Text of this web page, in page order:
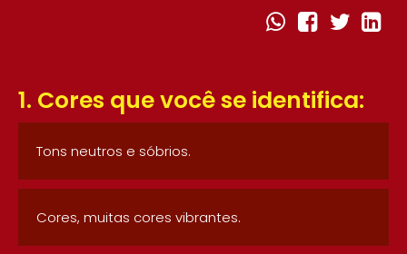
1. Cores que você se identifica:
Tons neutros e sóbrios.
Cores, muitas cores vibrantes.